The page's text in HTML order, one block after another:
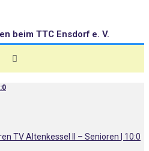
beim TTC Ensdorf e. V.